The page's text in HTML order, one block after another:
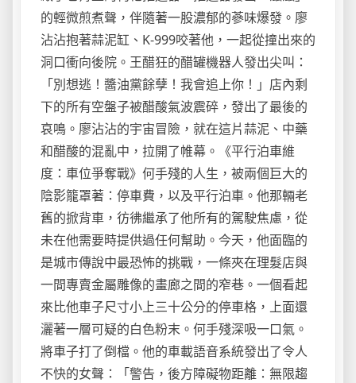
的輕微煎煮聲，伴隨著一股濃郁的蔘味爆發。廖
沾沾抱著蒜泥缸、K-999咬著他，一起從撞出來的
洞口衝向後院。王醋狂的醋罐機器人發出尖叫：
「別想逃！醬油黨餘孽！我會追上你！」店內剩
下的所有空盤子被醋酸氣波震碎，發出了最後的
哀鳴。廖沾沾的宇宙冒險，就在這片蒜泥、中藥
和醋酸的混亂中，拉開了帷幕。《平行泊車維
度：車位爭奪戰》何手殘的人生，被兩個巨大的
陰影籠罩著：停車費，以及平行泊車。他那輛老
舊的掀背車，彷彿繼承了他所有的駕駛焦慮，從
未在他需要時提供過任何幫助。今天，他面臨的
是城市傳說中最恐怖的挑戰，一條夾在理髮店與
一間專賣金屬雕像的畫廊之間的窄巷。一個看起
來比他車子尺寸小上三十公分的停車格，上面還
灑著一層可疑的白色粉末。何手殘深吸一口氣。
將車子打了倒檔。他的車載語音系統發出了令人
不快的女聲：「警告，後方障礙物距離：無限趨